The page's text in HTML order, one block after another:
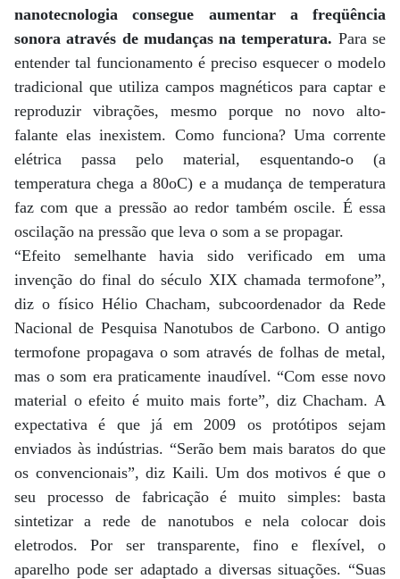
nanotecnologia consegue aumentar a freqüência
sonora através de mudanças na temperatura. Para se
entender tal funcionamento é preciso esquecer o modelo
tradicional que utiliza campos magnéticos para captar e
reproduzir vibrações, mesmo porque no novo alto-
falante elas inexistem. Como funciona? Uma corrente
elétrica passa pelo material, esquentando-o (a
temperatura chega a 80oC) e a mudança de temperatura
faz com que a pressão ao redor também oscile. É essa
oscilação na pressão que leva o som a se propagar.
“Efeito semelhante havia sido verificado em uma
invenção do final do século XIX chamada termofone”,
diz o físico Hélio Chacham, subcoordenador da Rede
Nacional de Pesquisa Nanotubos de Carbono. O antigo
termofone propagava o som através de folhas de metal,
mas o som era praticamente inaudível. “Com esse novo
material o efeito é muito mais forte”, diz Chacham. A
expectativa é que já em 2009 os protótipos sejam
enviados às indústrias. “Serão bem mais baratos do que
os convencionais”, diz Kaili. Um dos motivos é que o
seu processo de fabricação é muito simples: basta
sintetizar a rede de nanotubos e nela colocar dois
eletrodos. Por ser transparente, fino e flexível, o
aparelho pode ser adaptado a diversas situações. “Suas